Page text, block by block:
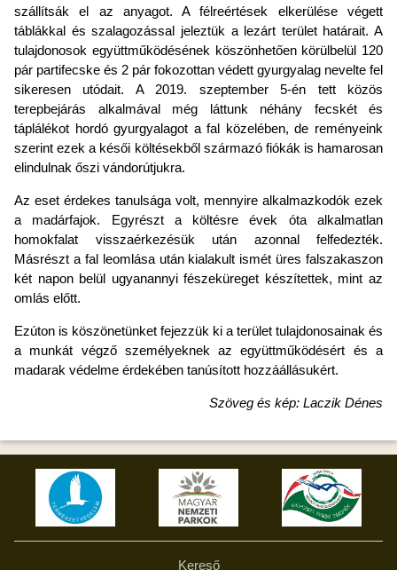
szállítsák el az anyagot. A félreértések elkerülése végett
táblákkal és szalagozással jeleztük a lezárt terület határait. A
tulajdonosok együttműködésének köszönhetően körülbelül 120
pár partifecske és 2 pár fokozottan védett gyurgyalag nevelte fel
sikeresen utódait. A 2019. szeptember 5-én tett közös
terepbejárás alkalmával még láttunk néhány fecskét és
táplálékot hordó gyurgyalagot a fal közelében, de reményeink
szerint ezek a késői költésekből származó fiókák is hamarosan
elindulnak őszi vándorútjukra.
Az eset érdekes tanulsága volt, mennyire alkalmazkodók ezek
a madárfajok. Egyrészt a költésre évek óta alkalmatlan
homokfalat visszaérkezésük után azonnal felfedezték.
Másrészt a fal leomlása után kialakult ismét üres falszakaszon
két napon belül ugyanannyi fészeküreget készítettek, mint az
omlás előtt.
Ezúton is köszönetünket fejezzük ki a terület tulajdonosainak és
a munkát végző személyeknek az együttműködésért és a
madarak védelme érdekében tanúsított hozzáállásukért.
Szöveg és kép: Laczik Dénes
Kereső